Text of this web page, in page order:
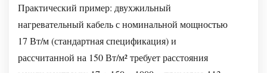
Практический пример: двухжильный
нагревательный кабель с номинальной мощностью
17 Вт/м (стандартная спецификация) и
рассчитанной на 150 Вт/м² требует расстояния